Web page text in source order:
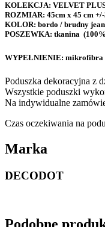
KOLEKCJA: VELVET
ROZMIAR: 45cm x 45 cm
KOLOR: bordo / brudny
POSZEWKA: tkanina
WYPEŁNIENIE: mikrofibra
Poduszka dekoracyjna z
Wszystkie poduszki
Na indywidualne
Czas oczekiwania na
Marka
DECODOT